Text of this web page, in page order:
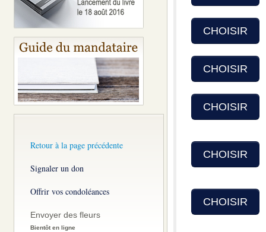
Retour à la page précédente
Signaler un don
Offrir vos condoléances
Envoyer des fleurs
Bientôt en ligne
CHOISIR
CHOISIR
CHOISIR
CHOISIR
CHOISIR